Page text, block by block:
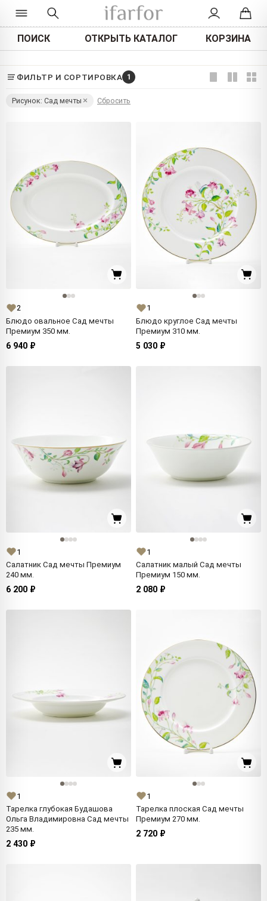
ПОИСК ОТКРЫТЬ КАТАЛОГ КОРЗИНА
ФИЛЬТР И СОРТИРОВКА 1
Рисунок: Сад мечты Сбросить
2
Блюдо овальное Сад мечты
Премиум 350 мм.
6 940 ₽
1
Блюдо круглое Сад мечты
Премиум 310 мм.
5 030 ₽
1
Салатник Сад мечты Премиум
240 мм.
6 200 ₽
1
Салатник малый Сад мечты
Премиум 150 мм.
2 080 ₽
1
Тарелка глубокая Будашова
Ольга Владимировна Сад мечты
235 мм.
2 430 ₽
1
Тарелка плоская Сад мечты
Премиум 270 мм.
2 720 ₽